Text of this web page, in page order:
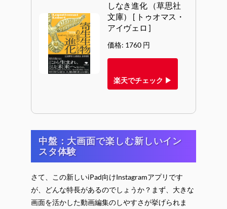
しなき進化 （草思社
文庫） [ トゥオマス・
アイヴェロ ]
価格: 1760 円
楽天でチェック ▶
中盤：大画面で楽しむ新しいイン
スタ体験
さて、この新しいiPad向けInstagramアプリです
が、どんな特長があるのでしょうか？まず、大きな
画面を活かした動画編集のしやすさが挙げられま